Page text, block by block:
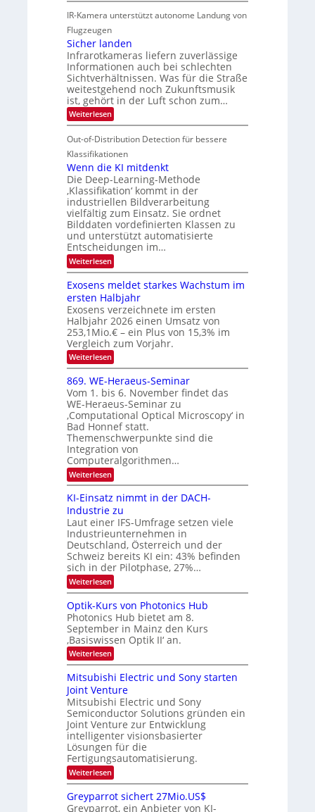
M
e
m
s
u
n
d
M
a
n
t
i
S
p
e
c
t
r
a
l
i
c
h
k
e
i
t
e
n
d
e
r
i
n
V
I
S
I
O
N
T
e
c
h
T
a
l
k
s
u
i
d
e
d
T
o
u
r
e
u
f
d
e
r
V
I
S
I
O
N
2
0
2
6
IR-Kamera unterstützt autonome Landung von
Flugzeugen
Sicher landen
Infrarotkameras liefern zuverlässige
Informationen auch bei schlechten
Sichtverhältnissen. Was für die Straße
weitestgehend noch Zukunftsmusik
ist, gehört in der Luft schon zum…
Weiterlesen:
S
c
h
r
l
a
n
d
e
n
Out-of-Distribution Detection für bessere
Klassifikationen
Wenn die KI mitdenkt
Die Deep-Learning-Methode
‚Klassifikation‘ kommt in der
industriellen Bildverarbeitung
vielfältig zum Einsatz. Sie ordnet
Bilddaten vordefinierten Klassen zu
und unterstützt automatisierte
Entscheidungen im…
Weiterlesen:
W
n
n
d
i
e
K
I
m
i
t
e
n
k
t
Exosens meldet starkes Wachstum im
ersten Halbjahr
Exosens verzeichnete im ersten
Halbjahr 2026 einen Umsatz von
253,1Mio.€ – ein Plus von 15,3% im
Vergleich zum Vorjahr.
Weiterlesen:
E
x
o
s
e
n
s
m
e
l
d
e
t
s
t
a
r
k
e
s
W
a
c
h
s
t
u
m
i
m
e
s
t
e
n
H
a
l
b
j
a
h
869. WE-Heraeus-Seminar
Vom 1. bis 6. November findet das
WE-Heraeus-Seminar zu
‚Computational Optical Microscopy‘ in
Bad Honnef statt.
Themenschwerpunkte sind die
Integration von
Computeralgorithmen…
Weiterlesen:
8
9
.
W
E
-
H
e
r
a
e
u
s
-
S
e
m
i
a
r
KI-Einsatz nimmt in der DACH-
Industrie zu
Laut einer IFS-Umfrage setzen viele
Industrieunternehmen in
Deutschland, Österreich und der
Schweiz bereits KI ein: 43% befinden
sich in der Pilotphase, 27%…
Weiterlesen:
K
-
E
i
n
s
a
z
n
i
m
m
t
i
n
d
e
r
D
A
C
Optik-Kurs von Photonics Hub
Photonics Hub bietet am 8.
September in Mainz den Kurs
‚Basiswissen Optik II‘ an.
Weiterlesen:
O
p
t
i
k
-
K
u
r
s
v
o
n
P
h
Mitsubishi Electric und Sony starten
Joint Venture
Mitsubishi Electric und Sony
Semiconductor Solutions gründen ein
Joint Venture zur Entwicklung
intelligenter visionsbasierter
Lösungen für die
Fertigungsautomatisierung.
Weiterlesen:
M
t
Greyparrot sichert 27Mio.US$
Greyparrot, ein Anbieter von KI-